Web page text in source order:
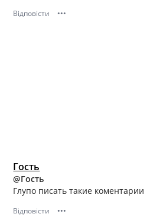
Відповісти •••
Гость
@Гость
Глупо писать такие коментарии
Відповісти •••